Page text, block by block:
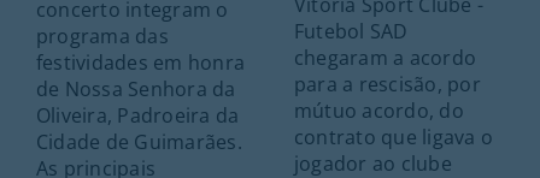
concerto integram o
programa das
festividades em honra
de Nossa Senhora da
Oliveira, Padroeira da
Cidade de Guimarães.
As principais
Futebol SAD
chegaram a acordo
para a rescisão, por
mútuo acordo, do
contrato que ligava o
jogador ao clube